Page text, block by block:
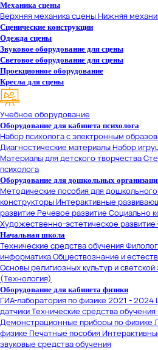
Механика сцены
Верхняя механика сценыНижняя
Сценические конструкции
Одежда сцены
Звуковое оборудование для сцены
Световое оборудование для сцены
Проекционное оборудование
Кресла для сцены
Учебное оборудование
Оборудование для кабинета психолога
Набор психолога с электронным
Диагностические материалыНабор
Материалы для детского творчества
психолога
Оборудование для дошкольных
Методические пособия для
конструкторы Интерактивные
развитие Речевое развитие Социально
Художественно-эстетическое развитие
Начальная школа
Технические средства обучения
информатикаОбществознание и
Основы религиозных культур и светской
(Технология)
Оборудование для кабинета физики
ГИА-лаборатория по физике 2021 - 2024
датчикиТехнические средства обучения
Демонстрационные приборы по физике
физике Печатные пособия
звуковые средства обучения